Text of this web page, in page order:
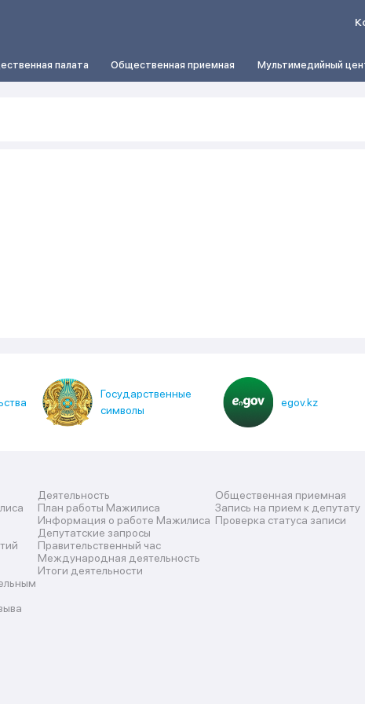
палата Общественная приемная Мультимедийный
Государственные
символы
egov.kz
Деятельность
План работы Мажилиса
Информация о работе Мажилиса
Депутатские запросы
Правительственный час
Международная деятельность
Итоги деятельности
Общественная приемная
Запись на прием к депутату
Проверка статуса записи